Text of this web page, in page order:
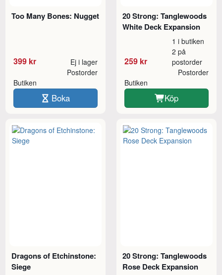
Too Many Bones: Nugget
399 kr Ej i lager
Butiken
Postorder
Boka
20 Strong: Tanglewoods
White Deck Expansion
259 kr
1 i butiken
2 på
postorder
Butiken
Postorder
Köp
Dragons of Etchinstone:
Siege
20 Strong: Tanglewoods
Rose Deck Expansion